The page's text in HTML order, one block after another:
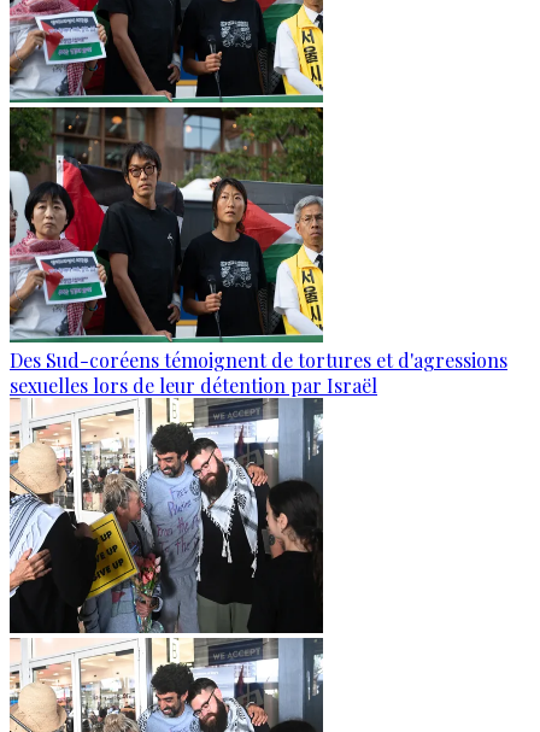
Des Sud-coréens témoignent de tortures et d'agressions
sexuelles lors de leur détention par Israël